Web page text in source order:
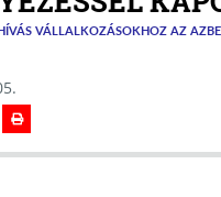
VÁLLALKOZÁSOKHOZ AZ